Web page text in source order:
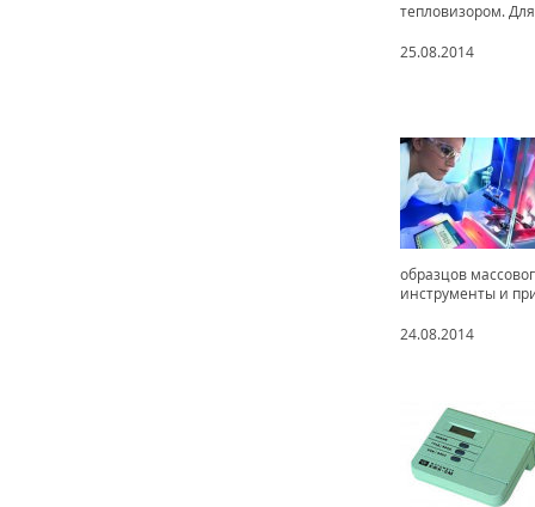
тепловизором.
25.08.2014
образцов
инструменты и
24.08.2014